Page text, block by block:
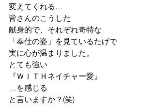
変えてくれる…
皆さんのこうした
献身的で、それぞれ奇特な
「奉仕の姿」を見ているたげで
実に心が温まりました。
とても強い
『ＷＩＴＨネイチャー愛』
…を感じる
と言いますか？(笑)